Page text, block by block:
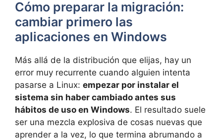
Cómo preparar la migración:
cambiar primero las
aplicaciones en Windows
Más allá de la distribución que elijas, hay un
error muy recurrente cuando alguien intenta
pasarse a Linux: empezar por instalar el
sistema sin haber cambiado antes sus
hábitos de uso en Windows. El resultado suele
ser una mezcla explosiva de cosas nuevas que
aprender a la vez, lo que termina abrumando a